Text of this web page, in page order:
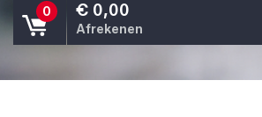
0 € 0,00
Afrekenen